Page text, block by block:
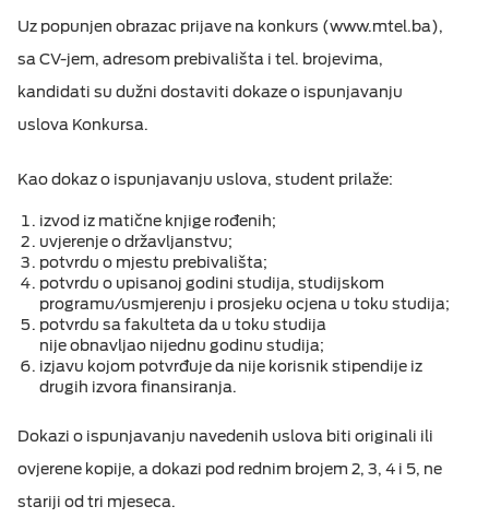
Uz popunjen obrazac prijave na konkurs (www.mtel.ba),
sa CV-jem, adresom prebivališta i tel. brojevima,
kandidati su dužni dostaviti dokaze o ispunjavanju
uslova Konkursa.
Kao dokaz o ispunjavanju uslova, student prilaže:
izvod iz matične knjige rođenih;
uvjerenje o državljanstvu;
potvrdu o mjestu prebivališta;
potvrdu o upisanoj godini studija, studijskom
programu/usmjerenju i prosjeku ocjena u toku studija;
potvrdu sa fakulteta da u toku studija
nije obnavljao nijednu godinu studija;
izjavu kojom potvrđuje da nije korisnik stipendije iz
drugih izvora finansiranja.
Dokazi o ispunjavanju navedenih uslova biti originali ili
ovjerene kopije, a dokazi pod rednim brojem 2, 3, 4 i 5, ne
stariji od tri mjeseca.